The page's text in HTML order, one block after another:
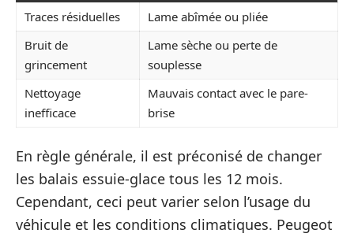
Traces résiduelles
Lame abîmée ou pliée
Bruit de
grincement
Lame sèche ou perte de
souplesse
Nettoyage
inefficace
Mauvais contact avec le pare-
brise
En règle générale, il est préconisé de changer
les balais essuie-glace tous les 12 mois.
Cependant, ceci peut varier selon l’usage du
véhicule et les conditions climatiques. Peugeot